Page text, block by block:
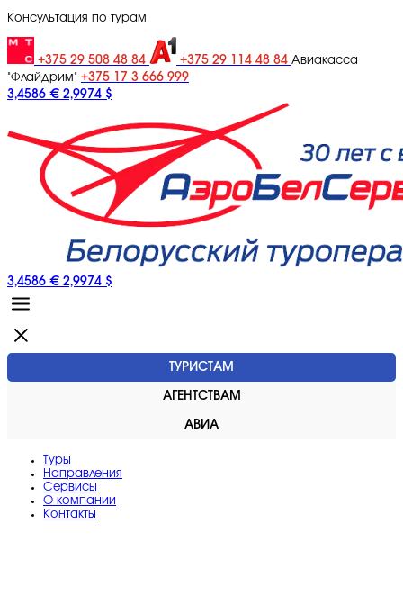
Консультация по турам
+375 29 508 48 84 +375 29 114 48 84 Авиакасса
"Флайдрим" +375 17 3 666 999
3,4586 € 2,9974 $
3,4586 € 2,9974 $
ТУРИСТАМ
АГЕНТСТВАМ
АВИА
Туры
Направления
Сервисы
O компании
Контакты